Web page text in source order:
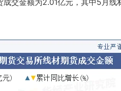
交金额为2.01亿元，其中5月线